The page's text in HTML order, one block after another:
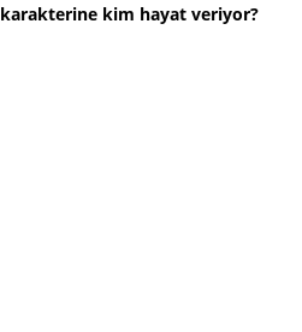
karakterine kim hayat veriyor?